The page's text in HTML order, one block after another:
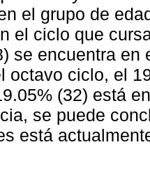
el grupo de
el ciclo que
se encuentra
octavo ciclo, el
(32) está
se puede
está